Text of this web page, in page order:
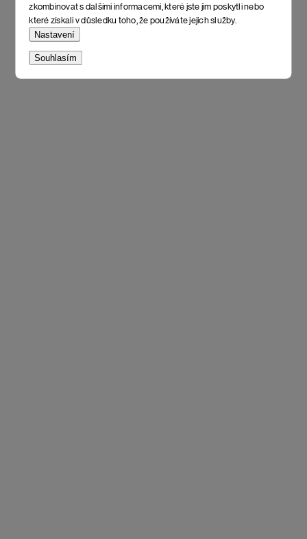
zkombinovat s dalšími informacemi, které jste jim poskytli nebo
které získali v důsledku toho, že používáte jejich služby.
Nastavení
Souhlasím